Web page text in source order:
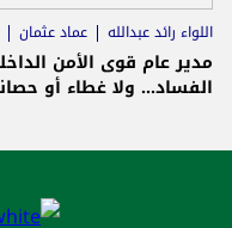
اللواء رائد عبدالله عماد عثمان
مدير عام قوى الأمن
الفساد... ولا غطاء أو